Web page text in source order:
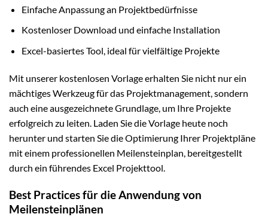
Einfache Anpassung an Projektbedürfnisse
Kostenloser Download und einfache Installation
Excel-basiertes Tool, ideal für vielfältige Projekte
Mit unserer kostenlosen Vorlage erhalten Sie nicht nur ein
mächtiges Werkzeug für das Projektmanagement, sondern
auch eine ausgezeichnete Grundlage, um Ihre Projekte
erfolgreich zu leiten. Laden Sie die Vorlage heute noch
herunter und starten Sie die Optimierung Ihrer Projektpläne
mit einem professionellen Meilensteinplan, bereitgestellt
durch ein führendes Excel Projekttool.
Best Practices für die Anwendung von
Meilensteinplänen